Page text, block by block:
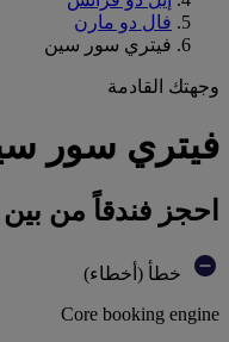
فال دو مارن
فيتري سور سين
وجهتك القادمة
فيتري سور
احجز فندقاً من بين أكثر من 45 علامة تجارية
خطأ (أخطاء)
Core booking engine